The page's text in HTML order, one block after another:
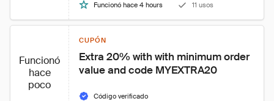
Funcionó hace 4 hours
11 usos
Funcionó
hace
poco
CUPÓN
Extra 20% with with minimum order
value and code MYEXTRA20
Código verificado